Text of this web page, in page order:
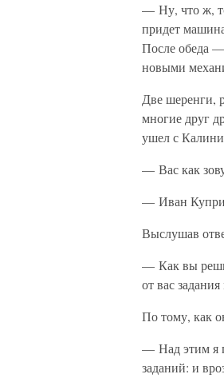
— Ну, что ж,
придет
После обеда
новыми
Две шеренги,
многие друг
ушел с
— Вас как
— Иван
Выслушав
— Как вы
от вас
По тому, как
— Над этим я
заданий: и